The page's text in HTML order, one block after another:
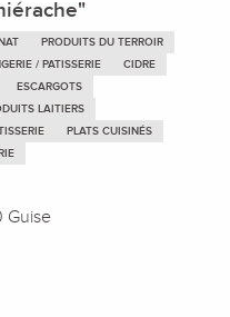
PRODUITS DU TERROIR
/ PATISSERIE
CIDRE
ESCARGOTS
LAITIERS
PLATS CUISINÉS
Guise